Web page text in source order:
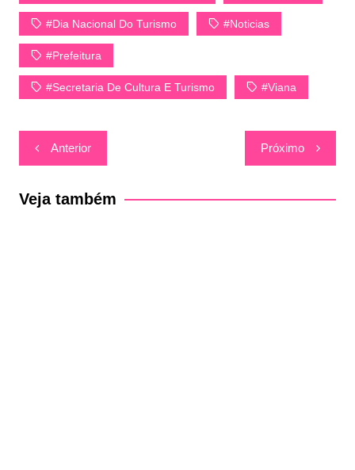
#Dia Nacional Do Turismo #Noticias
#Prefeitura
#Secretaria De Cultura E Turismo #Viana
Navegação
de
Post
Anterior Próximo
Veja também